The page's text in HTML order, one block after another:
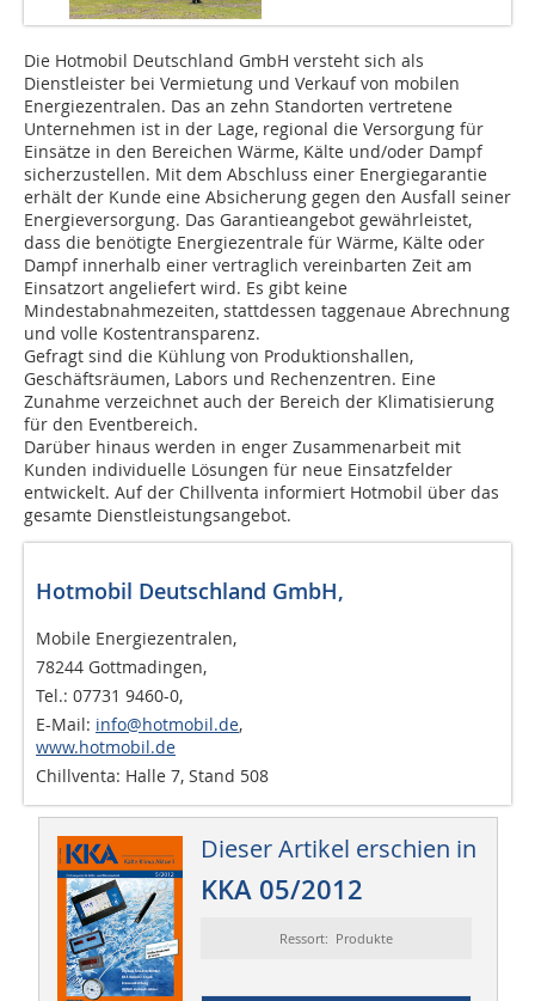
Die Hotmobil Deutschland GmbH versteht sich als
Dienstleister bei Vermietung und Verkauf von mobilen
Energiezentralen. Das an zehn Standorten vertretene
Unternehmen ist in der Lage, regional die Versorgung für
Einsätze in den Bereichen Wärme, Kälte und/oder Dampf
sicherzustellen. Mit dem Abschluss einer Energiegarantie
erhält der Kunde eine Absicherung gegen den Ausfall seiner
Energieversorgung. Das Garantieangebot gewährleistet,
dass die benötigte Energiezentrale für Wärme, Kälte oder
Dampf innerhalb einer vertraglich vereinbarten Zeit am
Einsatzort angeliefert wird. Es gibt keine
Mindestabnahmezeiten, stattdessen taggenaue Abrechnung
und volle Kostentransparenz.
Gefragt sind die Kühlung von Produktionshallen,
Geschäftsräumen, Labors und Rechenzentren. Eine
Zunahme verzeichnet auch der Bereich der Klimatisierung
für den Eventbereich.
Darüber hinaus werden in enger Zusammenarbeit mit
Kunden individuelle Lösungen für neue Einsatzfelder
entwickelt. Auf der Chillventa informiert Hotmobil über das
gesamte Dienstleistungs­angebot.
Hotmobil Deutschland GmbH,
Mobile Energiezentralen,
78244 Gottmadingen,
Tel.: 07731 9460-0,
E-Mail: info@hotmobil.de,
www.hotmobil.de
Chillventa: Halle 7, Stand 508
Dieser Artikel erschien in
KKA 05/2012
Ressort: Produkte